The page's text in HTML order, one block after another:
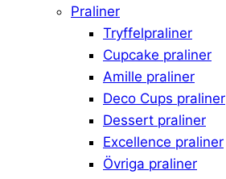
Praliner
Tryffelpraliner
Cupcake praliner
Amille praliner
Deco Cups praliner
Dessert praliner
Excellence praliner
Övriga praliner